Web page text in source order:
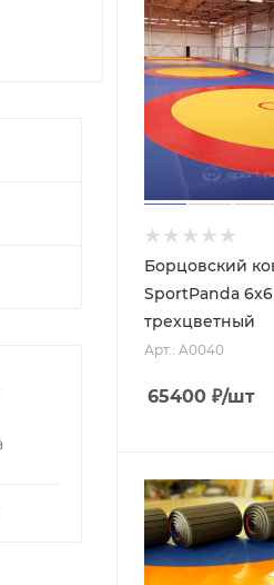
Борцовский
SportPanda
трехцветный
Арт.: A0040
65400 ₽/шт